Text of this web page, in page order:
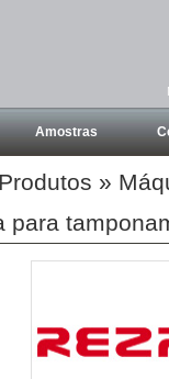
Amostras
Produtos »
para